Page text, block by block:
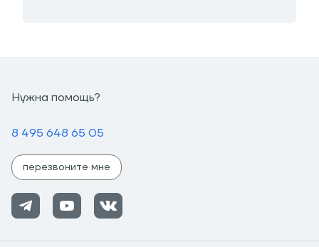
Нужна помощь?
8 495 648 65 05
перезвоните мне